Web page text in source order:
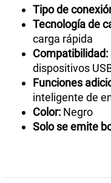
Tipo de
Tecnología de
carga rápida
Compatibilidad:
dispositivos
Funciones
inteligente de
Color: Negro
Solo se emite